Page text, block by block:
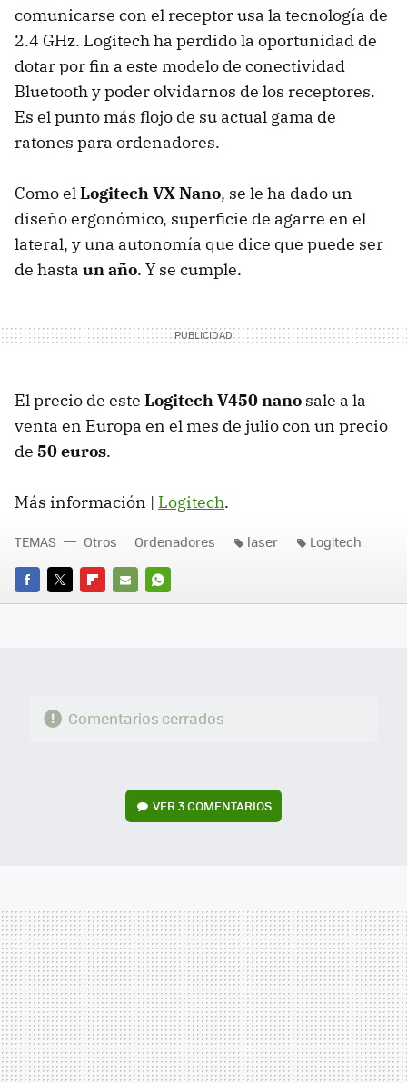
comunicarse con el receptor usa la tecnología de
2.4 GHz. Logitech ha perdido la oportunidad de
dotar por fin a este modelo de conectividad
Bluetooth y poder olvidarnos de los receptores.
Es el punto más flojo de su actual gama de
ratones para ordenadores.
Como elLogitech VX Nano, se le ha dado un
diseño ergonómico, superficie de agarre en el
lateral, y una autonomía que dice que puede ser
de hasta un año. Y se cumple.
El precio de este Logitech V450 nano sale a la
venta en Europa en el mes de julio con un precio
de 50 euros.
Más información | Logitech.
FACEBOOK
TWITTERFLIPBOARD
E-
WHATSAPP
TEMAS Otros Ordenadores laser Logitech
Comentarios cerrados
VER3 COMENTARIOS